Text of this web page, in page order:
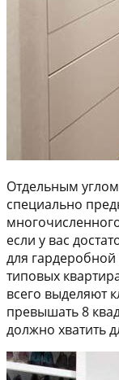
Отдельным
специально
если у вас
для
типовых
всего выделяют
превышать 8
должно хватить